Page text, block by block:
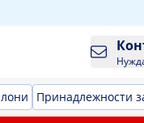
Принадлежности